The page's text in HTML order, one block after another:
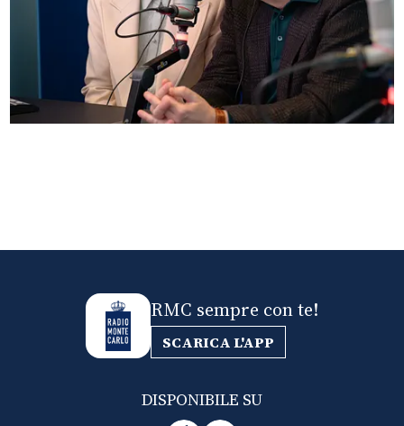
RMC sempre con te!
SCARICA L'APP
DISPONIBILE SU